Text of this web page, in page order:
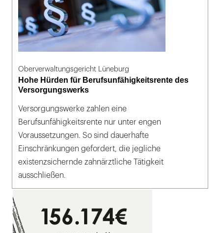
Oberverwaltungsgericht Lüneburg
Hohe Hürden für Berufsunfähigkeitsrente des
Versorgungswerks
Versorgungswerke zahlen eine
Berufsunfähigkeitsrente nur unter engen
Voraussetzungen. So sind dauerhafte
Einschränkungen gefordert, die jegliche
existenzsichernde zahnärztliche Tätigkeit
ausschließen.